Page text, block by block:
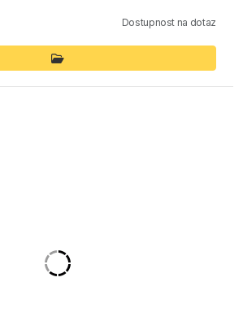
Dostupnost na dotaz